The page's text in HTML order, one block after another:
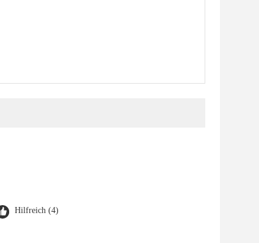
Hilfreich (4)